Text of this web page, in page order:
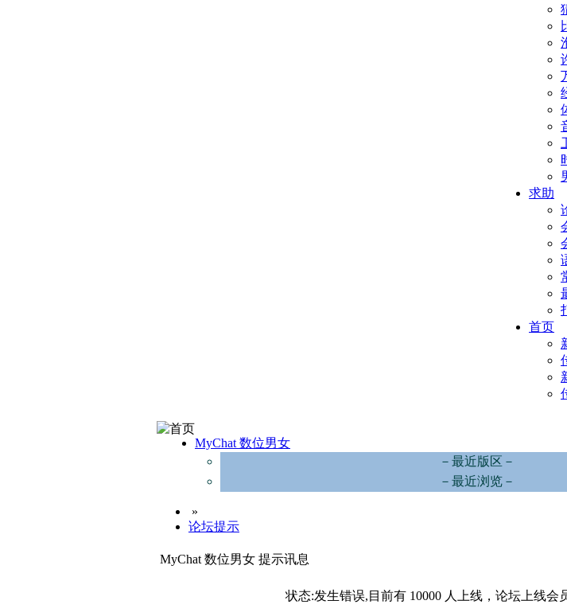
求助
首页
MyChat 数位男女
－最近版区－
－最近浏览－
»
论坛提示
MyChat 数位男女 提示讯息
状态:发生错误,目前有 10000 人上线，论坛上线会